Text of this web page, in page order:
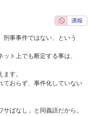
事事件ではない、という
ット上でも断定する事は、
す。
ておらず、事件化していない
ばなし」と同義語だから。